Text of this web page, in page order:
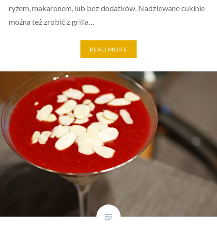
ryżem, makaronem, lub bez dodatków. Nadziewane cukinie
można też zrobić z grilla…
READ MORE